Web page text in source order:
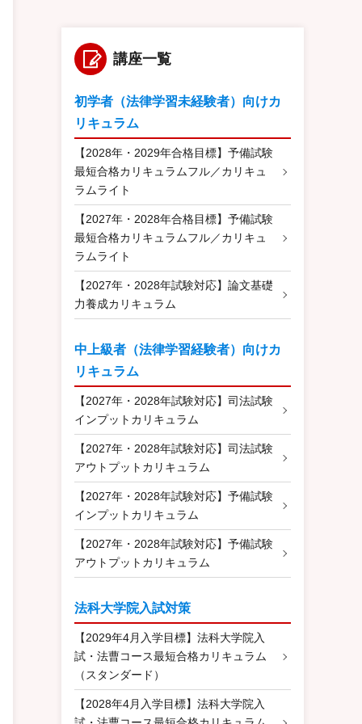
講座一覧
初学者（法律学習未経験者）向けカ
リキュラム
【2028年・2029年合格目標】予備試験
最短合格カリキュラムフル／カリキュ
ラムライト
【2027年・2028年合格目標】予備試験
最短合格カリキュラムフル／カリキュ
ラムライト
【2027年・2028年試験対応】論文基礎
力養成カリキュラム
中上級者（法律学習経験者）向けカ
リキュラム
【2027年・2028年試験対応】司法試験
インプットカリキュラム
【2027年・2028年試験対応】司法試験
アウトプットカリキュラム
【2027年・2028年試験対応】予備試験
インプットカリキュラム
【2027年・2028年試験対応】予備試験
アウトプットカリキュラム
法科大学院入試対策
【2029年4月入学目標】法科大学院入
試・法曹コース最短合格カリキュラム
（スタンダード）
【2028年4月入学目標】法科大学院入